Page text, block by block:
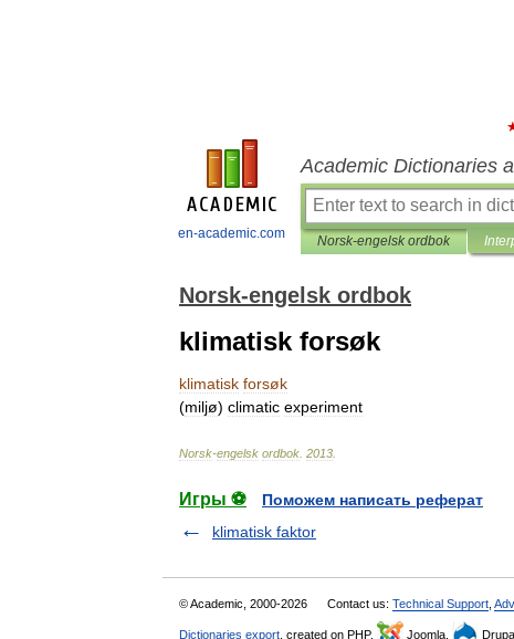
en-academic.com
Academic Dictionaries
Norsk-engelsk ordbok
Norsk-engelsk ordbok
klimatisk forsøk
klimatisk forsøk
(miljø) climatic experiment
Norsk-engelsk ordbok 2013
Игры ⚽
Поможем написать реферат
klimatisk faktor
© Academic, 2000-2026 Contact us: Technical Support
Dictionaries export , created on PHP, Joomla,